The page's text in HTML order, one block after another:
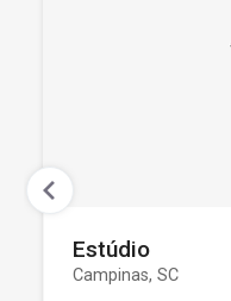
Estúdio
Campinas, SC